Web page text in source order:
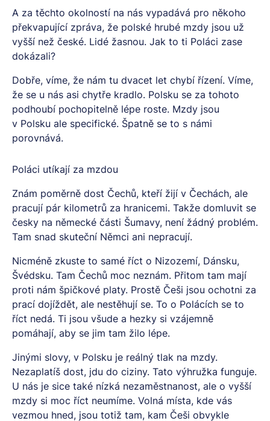
A za těchto okolností na nás vypadává pro někoho
překvapující zpráva, že polské hrubé mzdy jsou už
vyšší než české. Lidé žasnou. Jak to ti Poláci zase
dokázali?
Dobře, víme, že nám tu dvacet let chybí řízení. Víme,
že se u nás asi chytře kradlo. Polsku se za tohoto
podhoubí pochopitelně lépe roste. Mzdy jsou
v Polsku ale specifické. Špatně se to s námi
porovnává.
Poláci utíkají za mzdou
Znám poměrně dost Čechů, kteří žijí v Čechách, ale
pracují pár kilometrů za hranicemi. Takže domluvit se
česky na německé části Šumavy, není žádný problém.
Tam snad skuteční Němci ani nepracují.
Nicméně zkuste to samé říct o Nizozemí, Dánsku,
Švédsku. Tam Čechů moc neznám. Přitom tam mají
proti nám špičkové platy. Prostě Češi jsou ochotni za
prací dojíždět, ale nestěhují se. To o Polácích se to
říct nedá. Ti jsou všude a hezky si vzájemně
pomáhají, aby se jim tam žilo lépe.
Jinými slovy, v Polsku je reálný tlak na mzdy.
Nezaplatíš dost, jdu do ciziny. Tato výhružka funguje.
U nás je sice také nízká nezaměstnanost, ale o vyšší
mzdy si moc říct neumíme. Volná místa, kde vás
vezmou hned, jsou totiž tam, kam Češi obvykle